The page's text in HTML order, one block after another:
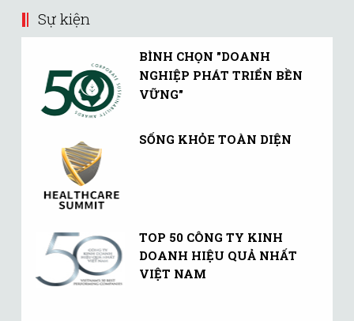
Sự kiện
BÌNH CHỌN "DOANH
NGHIỆP PHÁT TRIỂN BỀN
VỮNG"
SỐNG KHỎE TOÀN DIỆN
TOP 50 CÔNG TY KINH
DOANH HIỆU QUẢ NHẤT
VIỆT NAM